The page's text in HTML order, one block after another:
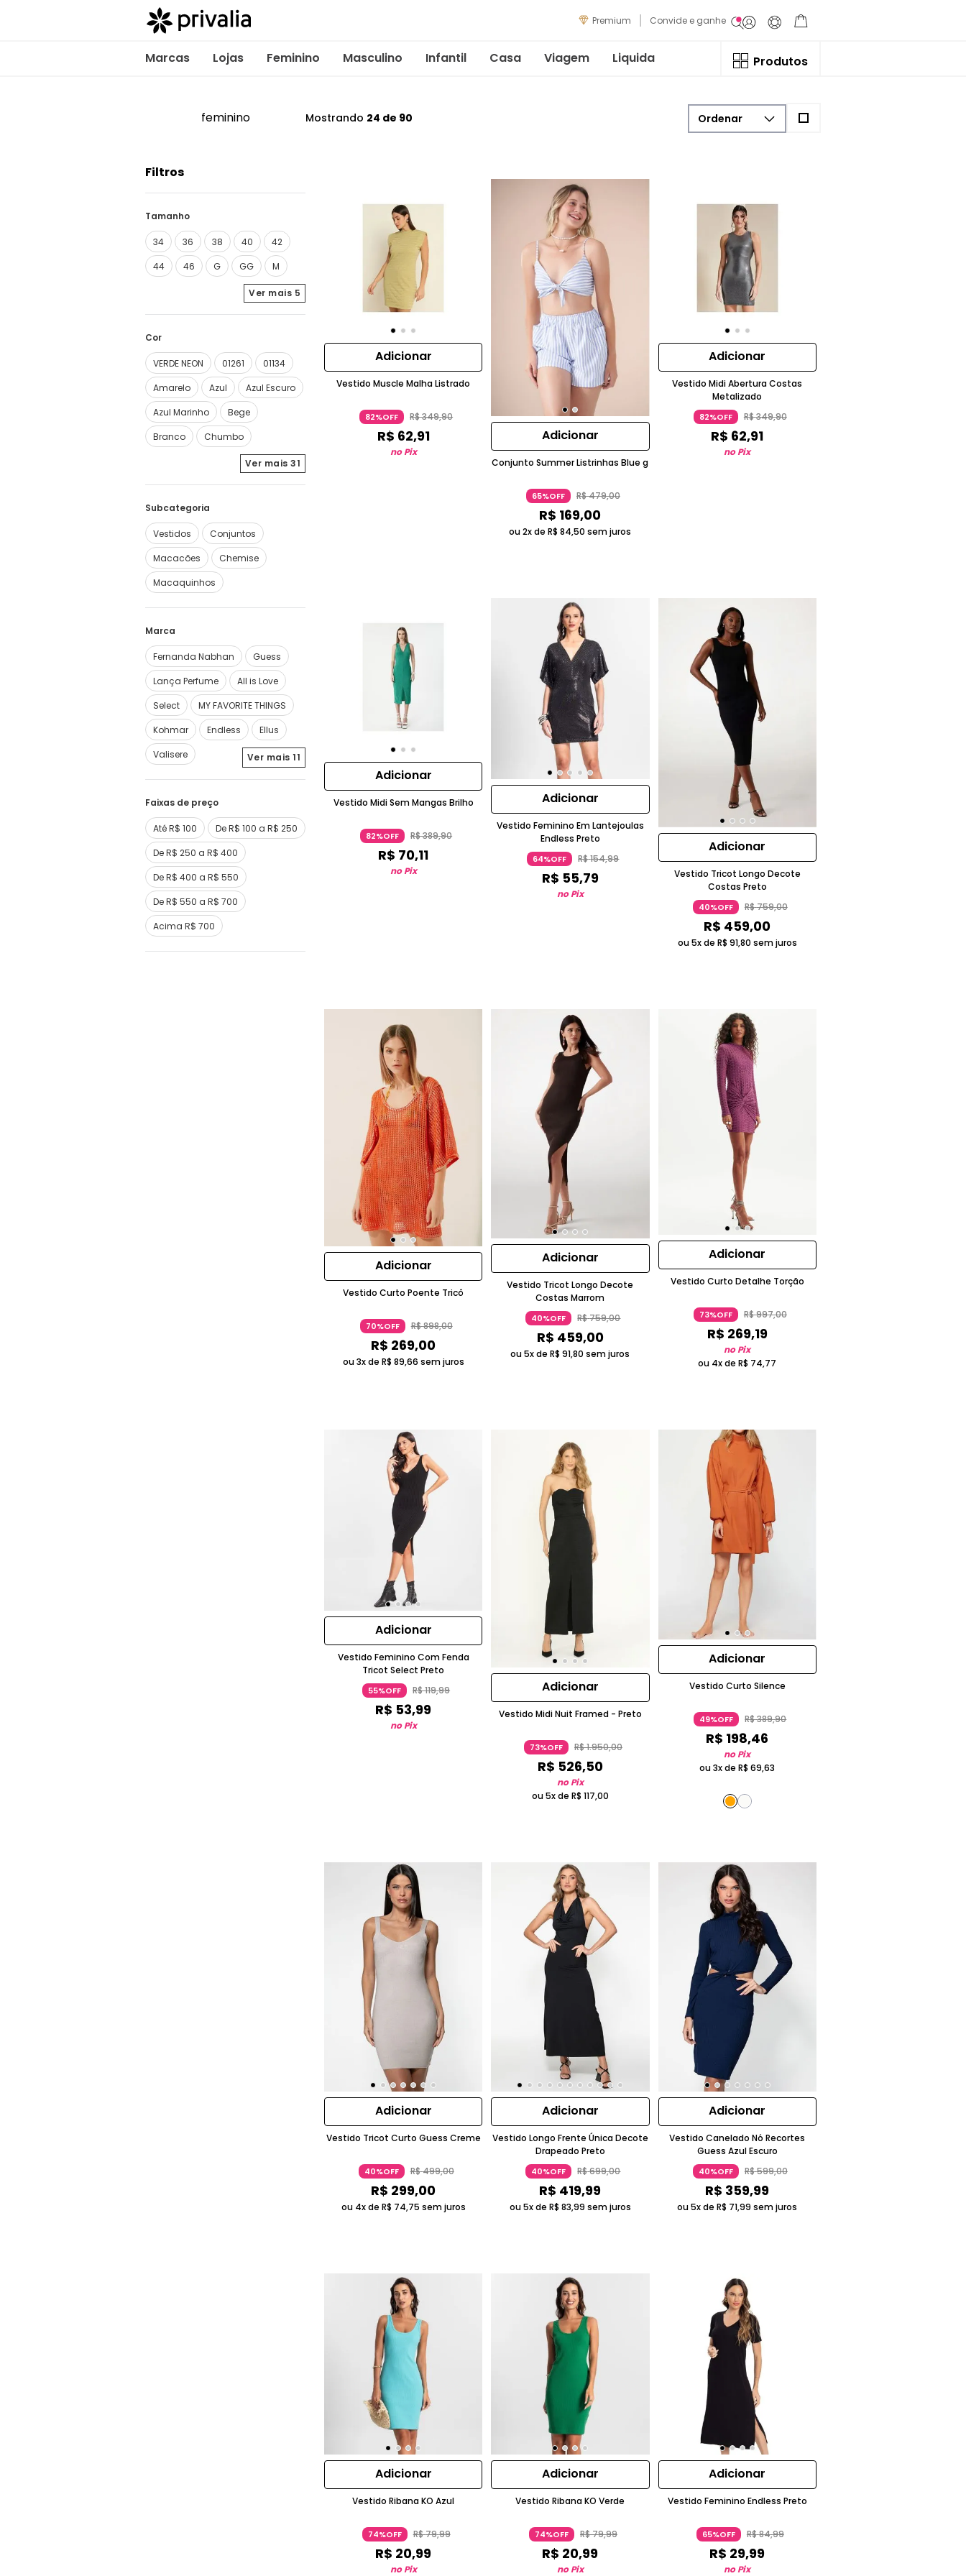
Premium Convide e ganhe
Marcas Lojas Feminino Masculino Infantil Casa Viagem Liquida Produtos
feminino Mostrando 24 de 90
Filtros
Tamanho
34 36 38 40
42
44
46 G GG M
Ver mais 5
Cor
VERDE NEON 01261
01134
Amarelo
Azul
Azul Escuro
Azul Marinho
Bege
Branco
Chumbo
Ver mais31
Subcategoria
Vestidos
Conjuntos
Macacões
Chemise
Macaquinhos
Marca
Fernanda Nabhan
Guess
Lança Perfume
All is Love
Select
MY FAVORITE THINGS
Kohmar
Endless
Ellus
Valisere
Ver mais11
Faixas de preço
Até R$ 100
De R$ 100 a R$ 250
De R$ 250 a R$ 400
De R$ 400 a R$ 550
De R$ 550 a R$ 700
Acima R$ 700
Adicionar
Vestido Muscle Malha Listrado
82%OFF R$349,90
R$ 62,91
no Pix
Adicionar
Conjunto Summer Listrinhas Blue g
65%OFF R$479,00
R$ 169,00
ou 2x deR$ 84,50 sem juros
Adicionar
Vestido Midi Abertura Costas
Metalizado
82%OFF R$349,90
R$ 62,91
no Pix
Adicionar
Vestido Midi Sem Mangas Brilho
82%OFF R$389,90
R$ 70,11
no Pix
Adicionar
Vestido Feminino Em Lantejoulas
Endless Preto
64%OFF R$154,99
R$ 55,79
no Pix
Adicionar
Vestido Tricot Longo Decote
Costas Preto
40%OFF R$759,00
R$ 459,00
ou 5x de R$ 91,80 sem juros
Adicionar
Vestido Curto Poente Tricô
70%OFF R$898,00
R$ 269,00
ou 3x de R$ 89,66 sem juros
Adicionar
Vestido Tricot Longo Decote
Costas Marrom
40%OFF R$759,00
R$ 459,00
ou 5x deR$ 91,80 sem juros
Adicionar
Vestido Curto Detalhe Torção
73%OFF R$997,00
R$ 269,19
no Pix
ou 4x deR$ 74,77
Adicionar
Vestido Feminino Com Fenda
Tricot Select Preto
55%OFF R$119,99
R$ 53,99
no Pix
Adicionar
Vestido Midi Nuit Framed - Preto
73%OFF R$1.950,00
R$ 526,50
no Pix
ou 5x de R$ 117,00
Adicionar
Vestido Curto Silence
49%OFF R$389,90
R$ 198,46
no Pix
ou 3x deR$ 69,63
Adicionar
Vestido Tricot Curto Guess Creme
40%OFF R$499,00
R$ 299,00
ou 4x de R$ 74,75 sem juros
Adicionar
Vestido Longo Frente Única Decote
Drapeado Preto
40%OFF R$699,00
R$ 419,99
ou 5x de R$ 83,99 sem juros
Adicionar
Vestido Canelado Nó Recortes
Guess Azul Escuro
40%OFF R$599,00
R$ 359,99
ou 5x deR$ 71,99 sem juros
Adicionar
Vestido Ribana KO Azul
74%OFF R$79,99
R$ 20,99
no Pix
Adicionar
Vestido Ribana KO Verde
74%OFF R$79,99
R$ 20,99
no Pix
Adicionar
Vestido Feminino Endless Preto
65%OFF R$84,99
R$ 29,99
no Pix